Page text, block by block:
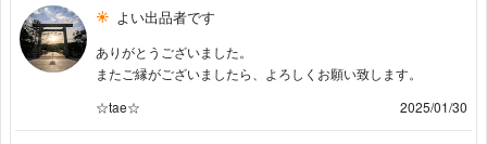
よい出品者です
ありがとうございました。
またご縁がございましたら、よろしくお願い致します。
☆tae☆
2025/01/30